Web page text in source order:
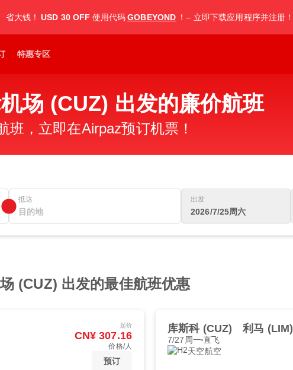
省大钱！ USD 30 OFF 使用代码GOBEYOND ！– 立即下载应用程序并注册！
特惠专区
场 (CUZ) 出发的廉价航班
，立即在Airpaz预订机票！
抵达 出发
2026/7/25周六
(CUZ) 出发的最佳航班优惠
起价
CN¥ 307.16
价格/人
预订
库斯科 (CUZ) 利马 (LIM)
7/27周一直飞
天空航空